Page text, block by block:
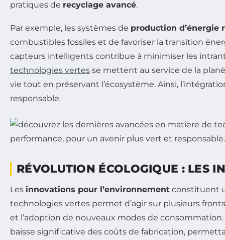
pratiques de recyclage avancé.
Par exemple, les systèmes de production d’énergie
combustibles fossiles et de favoriser la transition
capteurs intelligents contribue à minimiser les
technologies vertes se mettent au service de la
vie tout en préservant l’écosystème. Ainsi,
responsable.
RÉVOLUTION ÉCOLOGIQUE : LES
Les innovations pour l’environnement constituent
technologies vertes permet d’agir sur plusieurs
et l’adoption de nouveaux modes de
baisse significative des coûts de fabrication,